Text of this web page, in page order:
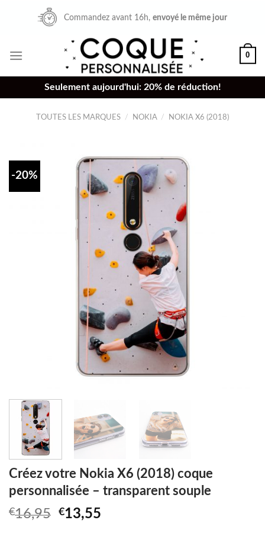
Commandez avant 16h,envoyé le même jour
0
Seulement aujourd'hui: 20% de réduction!
TOUTES LES MARQUES / NOKIA / NOKIA X6 (2018)
-20%
Créez votre Nokia X6 (2018) coque
personnalisée – transparent souple
€16,95 Original
€13,55